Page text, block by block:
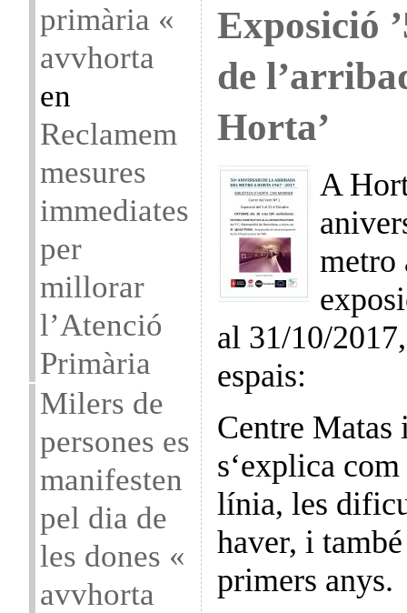
primària «
avvhorta
en
Reclamem
mesures
immediates
per
millorar
l’Atenció
Primària
Milers de
persones es
manifesten
pel dia de
les dones «
avvhorta
Exposició
de
Horta’
A
metro
al 31/10/
espais:
Centre Matas
s‘explica
línia, les
haver, i
primers anys.